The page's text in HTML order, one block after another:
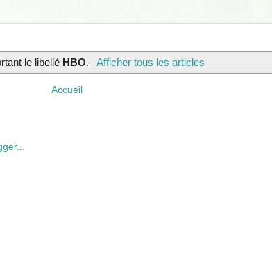
le libellé HBO. Afficher tous les articles
Accueil